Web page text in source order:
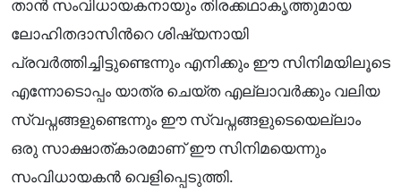
താൻ സംവിധായകനായും തിരക്കഥാകൃത്തുമായ
ലോഹിതദാസിന്‍റെ ശിഷ്യനായി
പ്രവർത്തിച്ചിട്ടുണ്ടെന്നും എനിക്കും ഈ സിനിമയിലൂടെ
എന്നോടൊപ്പം യാത്ര ചെയ്ത എല്ലാവർക്കും വലിയ
സ്വപ്നങ്ങളുണ്ടെന്നും ഈ സ്വപ്നങ്ങളുടെയെല്ലാം
ഒരു സാക്ഷാത്കാരമാണ് ഈ സിനിമയെന്നും
സംവിധായകൻ വെളിപ്പെടുത്തി.